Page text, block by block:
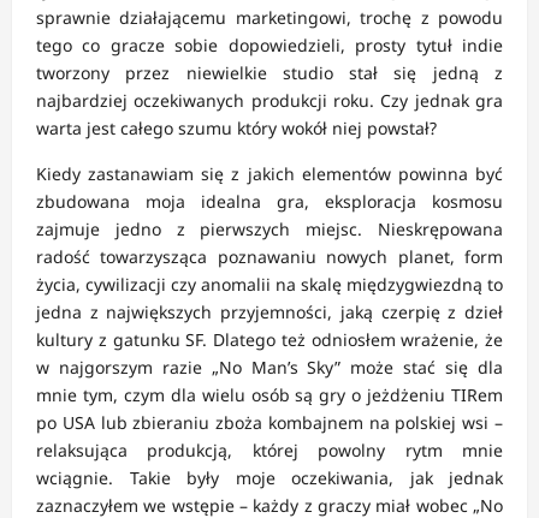
sprawnie działającemu marketingowi, trochę z powodu
tego co gracze sobie dopowiedzieli, prosty tytuł indie
tworzony przez niewielkie studio stał się jedną z
najbardziej oczekiwanych produkcji roku. Czy jednak gra
warta jest całego szumu który wokół niej powstał?
Kiedy zastanawiam się z jakich elementów powinna być
zbudowana moja idealna gra, eksploracja kosmosu
zajmuje jedno z pierwszych miejsc. Nieskrępowana
radość towarzysząca poznawaniu nowych planet, form
życia, cywilizacji czy anomalii na skalę międzygwiezdną to
jedna z największych przyjemności, jaką czerpię z dzieł
kultury z gatunku SF. Dlatego też odniosłem wrażenie, że
w najgorszym razie „No Man’s Sky” może stać się dla
mnie tym, czym dla wielu osób są gry o jeżdżeniu TIRem
po USA lub zbieraniu zboża kombajnem na polskiej wsi –
relaksująca produkcją, której powolny rytm mnie
wciągnie. Takie były moje oczekiwania, jak jednak
zaznaczyłem we wstępie – każdy z graczy miał wobec „No